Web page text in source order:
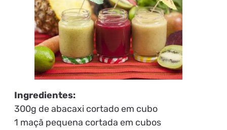
Ingredientes:
300g de abacaxi cortado em cubo
1 maçã pequena cortada em cubos